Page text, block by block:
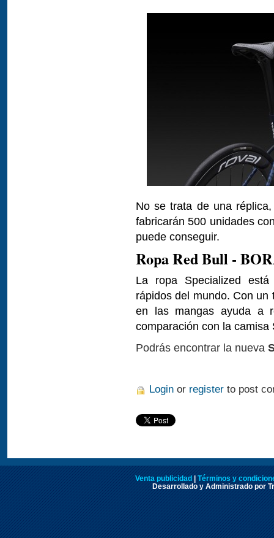
No se trata de una
fabricarán 500 unidades
puede conseguir.
Ropa Red Bull -
La ropa Specialized
rápidos del mundo. Con
en las mangas ayuda a
comparación con la camisa
Podrás encontrar la nueva
Login or register to post
Venta publicidad
Términos y
Desarrollado y Administrado por